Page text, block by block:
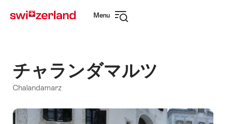
navigation
Menu
チャランダマルツ
Chalandamarz